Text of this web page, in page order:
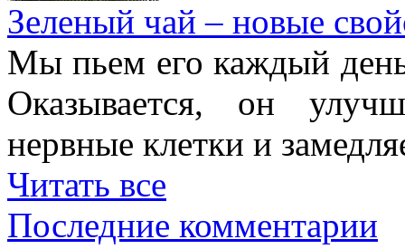
Зеленый чай – новые
Мы пьем его каждый
Оказывается, он
нервные клетки и
Читать все
Последние комментарии